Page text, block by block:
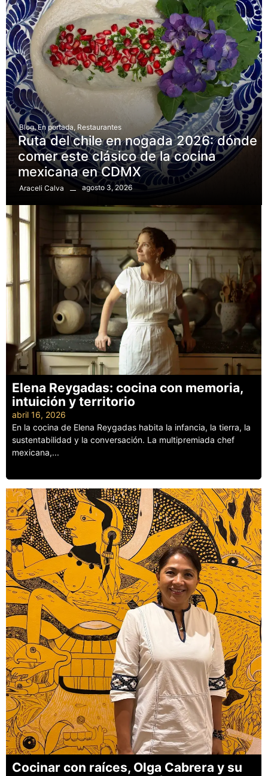
Blog, En portada Restaurantes
Ruta del chile en nogada 2026: dónde
comer este clásico de la cocina
mexicana en CDMX
Araceli Calva agosto 3, 2026
Elena Reygadas: cocina con memoria,
intuición y territorio
abril 16, 2026
En la cocina de Elena Reygadas habita la infancia, la tierra, la
sustentabilidad y la conversación. La multipremiada chef
mexicana,...
Cocinar con raíces, Olga Cabrera y su